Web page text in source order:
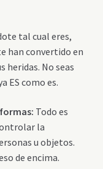
tal cual eres,
han convertido en
heridas. No seas
ES como es.
Todo es
la
u objetos.
de encima.